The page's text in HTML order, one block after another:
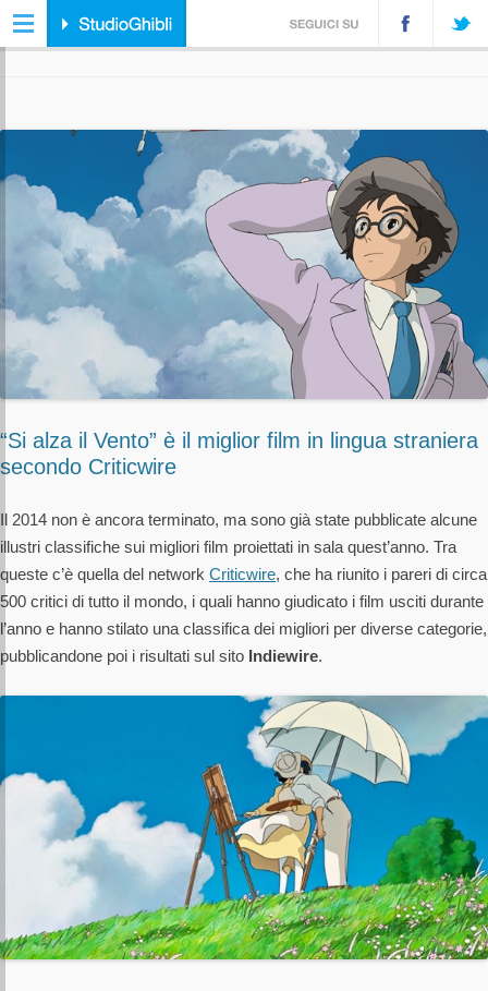
“Si alza il Vento” è il miglior film in lingua straniera
secondo Criticwire
Il 2014 non è ancora terminato, ma sono già state pubblicate alcune
illustri classifiche sui migliori film proiettati in sala quest’anno. Tra
queste c’è quella del network Criticwire, che ha riunito i pareri di circa
500 critici di tutto il mondo, i quali hanno giudicato i film usciti durante
l’anno e hanno stilato una classifica dei migliori per diverse categorie,
pubblicandone poi i risultati sul sito Indiewire.